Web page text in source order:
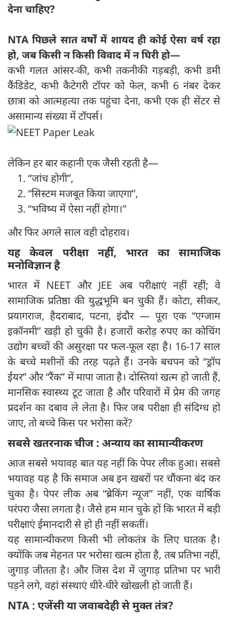
देना चाहिए?
NTAपिछले सात वर्षों में शायद ही कोई ऐसा वर्ष रहा
हो, जब किसी न किसी विवाद में न घिरी हो—
कभी गलत आंसर-की, कभी तकनीकी गड़बड़ी, कभी डमी
कैंडिडेट, कभी कैटेगरी टॉपर को फेल, कभी 6 नंबर देकर
छात्रा को आत्महत्या तक पहुंचा देना, कभी एक ही सेंटर से
असामान्य संख्या में टॉपर्स।
लेकिन हर बार कहानी एक जैसी रहती है—
“जांच होगी”,
“सिस्टम मजबूत किया जाएगा”,
“भविष्य में ऐसा नहीं होगा।”
और फिर अगले साल वही दोहराव।
यह केवल परीक्षा नहीं, भारत का सामाजिक
मनोविज्ञान है
भारत में NEET और JEE अब परीक्षाएं नहीं रहीं; वे
सामाजिक प्रतिष्ठा की युद्धभूमि बन चुकी हैं। कोटा, सीकर,
प्रयागराज, हैदराबाद, पटना, इंदौर — पूरा एक “एग्जाम
इकॉनमी” खड़ी हो चुकी है। हजारों करोड़ रुपए का कोचिंग
उद्योग बच्चों की असुरक्षा पर फल-फूल रहा है। 16-17 साल
के बच्चे मशीनों की तरह पढ़ते हैं। उनके बचपन को “ड्रॉप
ईयर” और “रैंक” में मापा जाता है। दोस्तियां खत्म हो जाती हैं,
मानसिक स्वास्थ्य टूट जाता है और परिवारों में प्रेम की जगह
प्रदर्शन का दबाव ले लेता है। फिर जब परीक्षा ही संदिग्ध हो
जाए, तो बच्चे किस पर भरोसा करें?
सबसे खतरनाक चीज : अन्याय का सामान्यीकरण
आज सबसे भयावह बात यह नहीं कि पेपर लीक हुआ। सबसे
भयावह यह है कि समाज अब इन खबरों पर चौंकना बंद कर
चुका है। पेपर लीक अब “ब्रेकिंग न्यूज” नहीं, एक वार्षिक
परंपरा जैसा लगता है। जैसे हम मान चुके हों कि भारत में बड़ी
परीक्षाएं ईमानदारी से हो ही नहीं सकतीं।
यह सामान्यीकरण किसी भी लोकतंत्र के लिए घातक है।
क्योंकि जब मेहनत पर भरोसा खत्म होता है, तब प्रतिभा नहीं,
जुगाड़ जीतता है। और जिस देश में जुगाड़ प्रतिभा पर भारी
पड़ने लगे, वहां संस्थाएं धीरे-धीरे खोखली हो जाती हैं।
NTA : एजेंसी या जवाबदेही से मुक्त तंत्र?